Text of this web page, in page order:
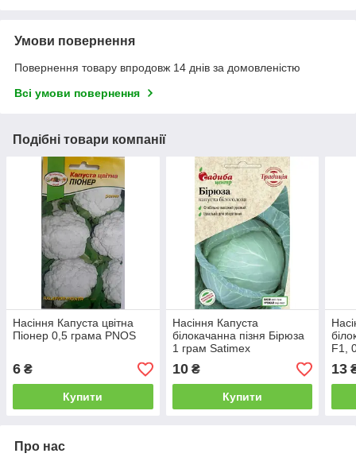
Умови повернення
Повернення товару впродовж 14 днів за домовленістю
Всі умови повернення
Подібні товари компанії
Насіння Капуста цвітна
Піонер 0,5 грама PNOS
6 ₴
Купити
Насіння Капуста
білокачанна пізня Бірюза
1 грам Satimex
10₴
Купити
F1,
13
Про нас